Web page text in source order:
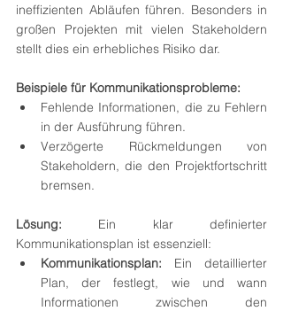
ineffizienten Abläufen führen. Besonders in
großen Projekten mit vielen Stakeholdern
stellt dies ein erhebliches Risiko dar.
Beispiele für Kommunikationsprobleme:
Fehlende Informationen, die zu Fehlern
in der Ausführung führen.
Verzögerte Rückmeldungen von
Stakeholdern, die den Projektfortschritt
bremsen.
Lösung: Ein klar definierter
Kommunikationsplan ist essenziell:
Kommunikationsplan: Ein detaillierter
Plan, der festlegt, wie und wann
Informationen zwischen den